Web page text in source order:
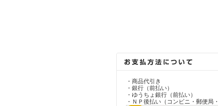
・商品代引き
・銀行（前払い）
・ゆうちょ銀行（前払い）
・ＮＰ後払い（コンビニ・郵便局